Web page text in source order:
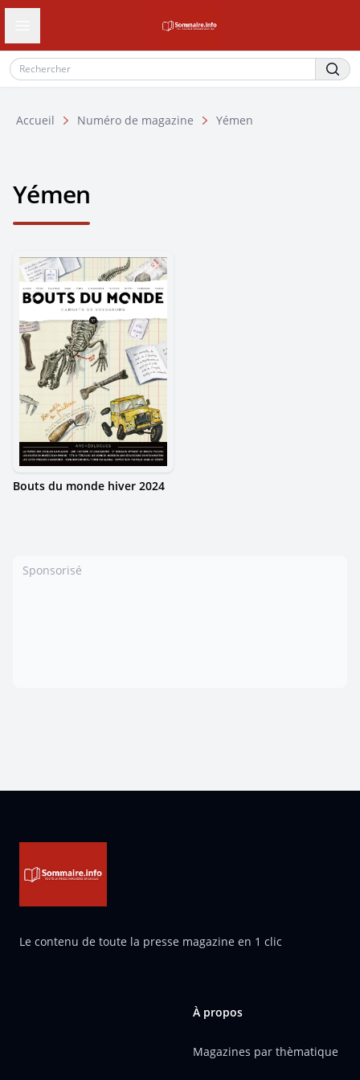
Ouvrir le tiroir de navigation
Accueil Numéro de magazine Yémen
Yémen
Bouts du monde hiver 2024
Sponsorisé
Le contenu de toute la presse magazine en 1 clic
À propos
Magazines par thèmatique